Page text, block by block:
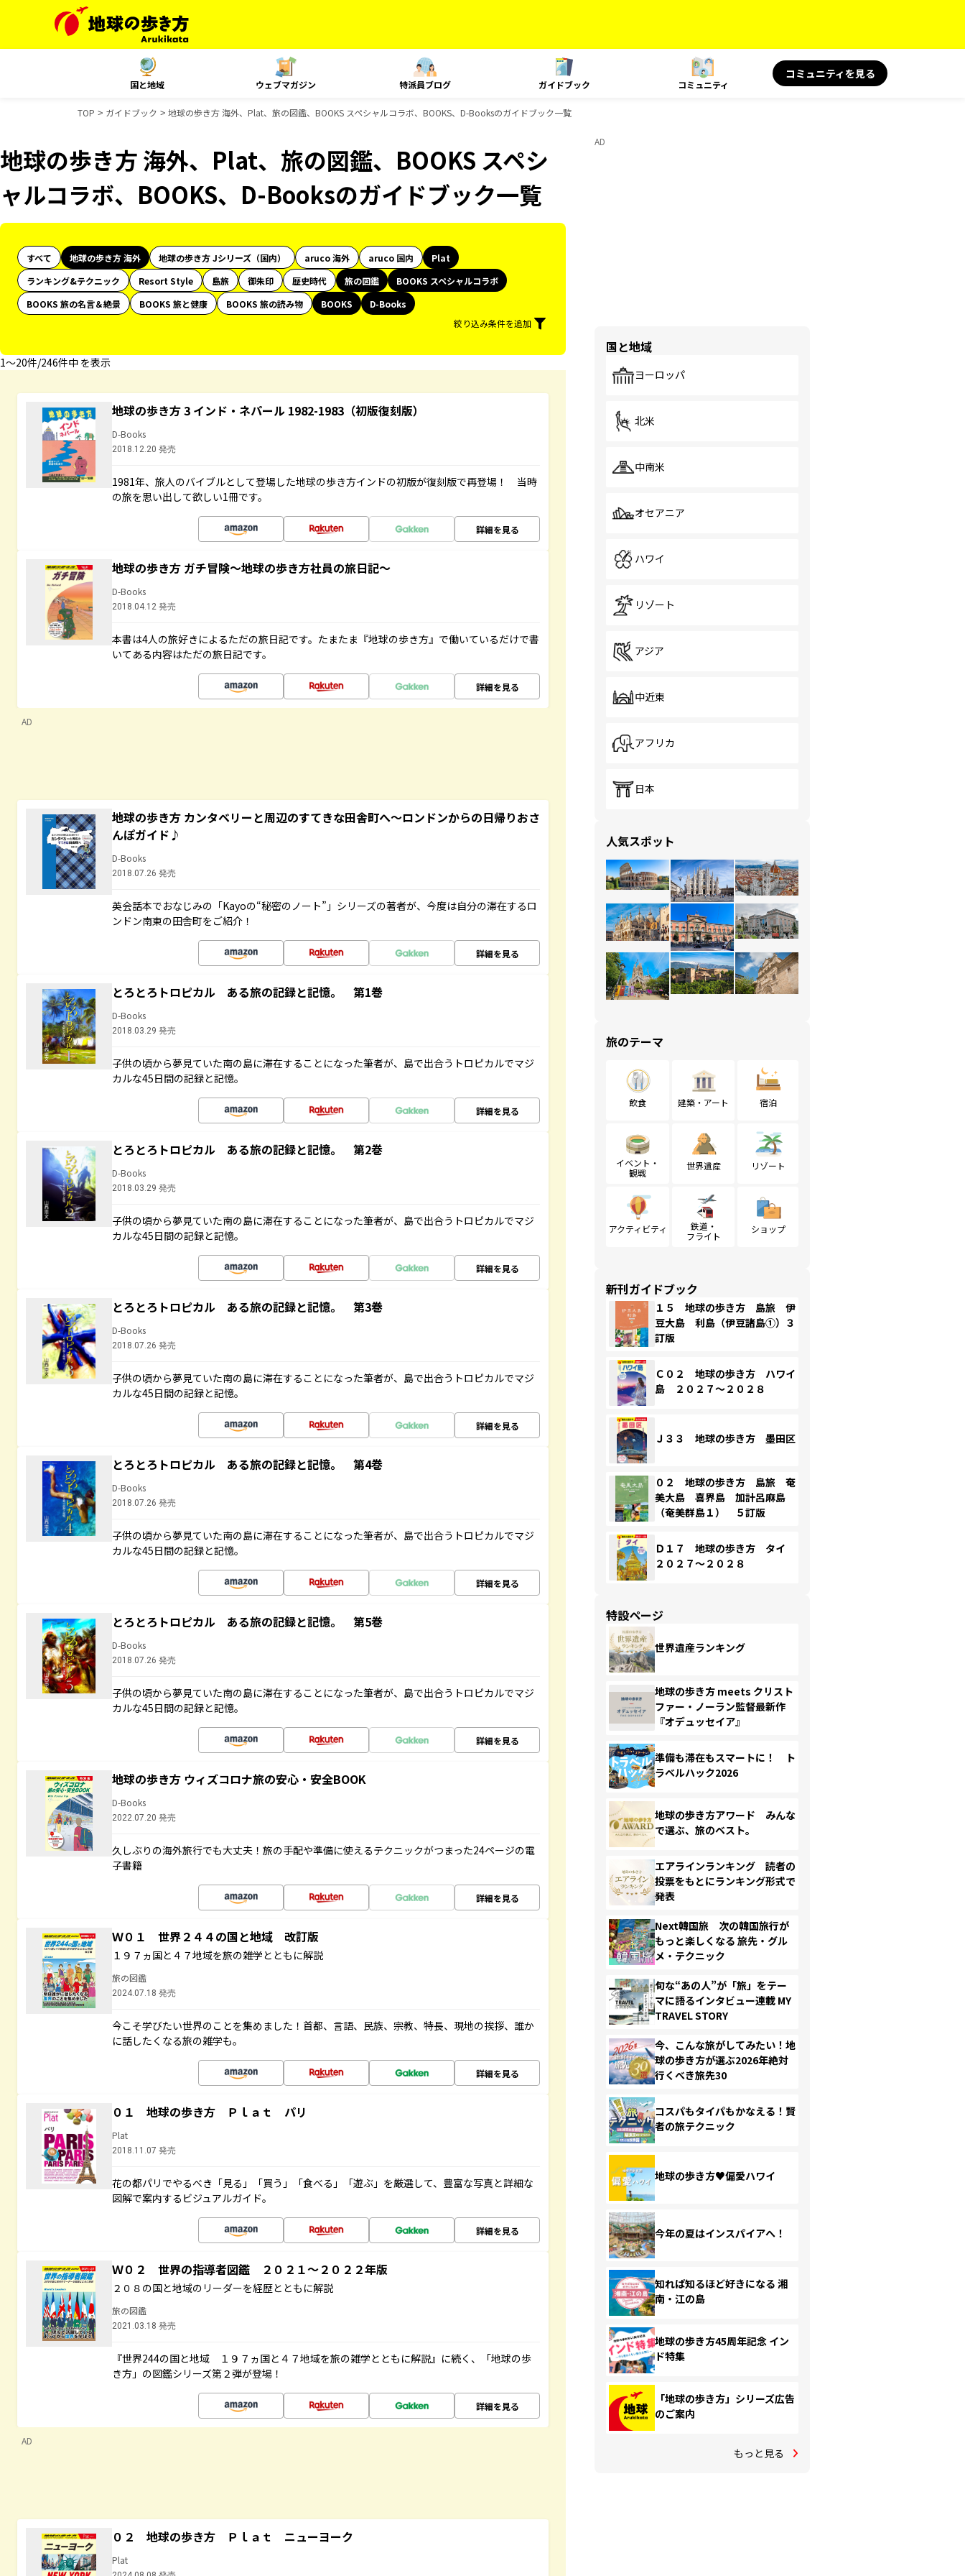
国と地域 ウェブマガジン 特派員ブログ ガイドブック コミュニティ
コミュニティを見る
TOP ガイドブック 地球の歩き方 海外、Plat、旅の図鑑、BOOKS スペシャルコラボ、BOOKS、D-Booksのガイドブック一覧
地球の歩き方 海外、Plat、旅の図鑑、BOOKS スペシ
ャルコラボ、BOOKS、D-Booksのガイドブック一覧
すべて 地球の歩き方 海外 地球の歩き方 Jシリーズ（国内） aruco 海外 aruco 国内
Plat
ランキング&テクニック
Resort Style 島旅 御朱印 歴史時代 旅の図鑑
BOOKS スペシャルコラボ
BOOKS 旅の名言＆絶景
BOOKS 旅と健康 BOOKS 旅の読み物 BOOKS
D-Books
絞り込み条件を追加
1〜20件/246件中 を表示
地球の歩き方 3 インド・ネパール 1982-1983（初版復刻版）
D-Books
2018.12.20 発売
1981年、旅人のバイブルとして登場した地球の歩き方インドの初版が復刻版で再登場！ 当時
の旅を思い出して欲しい1冊です。
詳細を見る
地球の歩き方 ガチ冒険～地球の歩き方社員の旅日記～
D-Books
2018.04.12 発売
本書は4人の旅好きによるただの旅日記です。たまたま『地球の歩き方』で働いているだけで書
いてある内容はただの旅日記です。
詳細を見る
AD
地球の歩き方 カンタベリーと周辺のすてきな田舎町へ～ロンドンからの日帰りおさ
んぽガイド♪
D-Books
2018.07.26 発売
英会話本でおなじみの「Kayoの“秘密のノート”」シリーズの著者が、今度は自分の滞在するロ
ンドン南東の田舎町をご紹介！
詳細を見る
とろとろトロピカル ある旅の記録と記憶。 第1巻
D-Books
2018.03.29 発売
子供の頃から夢見ていた南の島に滞在することになった筆者が、島で出合うトロピカルでマジ
カルな45日間の記録と記憶。
詳細を見る
とろとろトロピカル ある旅の記録と記憶。 第2巻
D-Books
2018.03.29 発売
子供の頃から夢見ていた南の島に滞在することになった筆者が、島で出合うトロピカルでマジ
カルな45日間の記録と記憶。
詳細を見る
とろとろトロピカル ある旅の記録と記憶。 第3巻
D-Books
2018.07.26 発売
子供の頃から夢見ていた南の島に滞在することになった筆者が、島で出合うトロピカルでマジ
カルな45日間の記録と記憶。
詳細を見る
とろとろトロピカル ある旅の記録と記憶。 第4巻
D-Books
2018.07.26 発売
子供の頃から夢見ていた南の島に滞在することになった筆者が、島で出合うトロピカルでマジ
カルな45日間の記録と記憶。
詳細を見る
とろとろトロピカル ある旅の記録と記憶。 第5巻
D-Books
2018.07.26 発売
子供の頃から夢見ていた南の島に滞在することになった筆者が、島で出合うトロピカルでマジ
カルな45日間の記録と記憶。
詳細を見る
地球の歩き方 ウィズコロナ旅の安心・安全BOOK
D-Books
2022.07.20 発売
久しぶりの海外旅行でも大丈夫！旅の手配や準備に使えるテクニックがつまった24ページの電
子書籍
詳細を見る
Ｗ０１ 世界２４４の国と地域 改訂版
１９７ヵ国と４７地域を旅の雑学とともに解説
旅の図鑑
2024.07.18 発売
今こそ学びたい世界のことを集めました！首都、言語、民族、宗教、特長、現地の挨拶、誰か
に話したくなる旅の雑学も。
詳細を見る
０１ 地球の歩き方 Ｐｌａｔ パリ
Plat
2018.11.07 発売
花の都パリでやるべき「見る」「買う」「食べる」「遊ぶ」を厳選して、豊富な写真と詳細な
図解で案内するビジュアルガイド。
詳細を見る
Ｗ０２ 世界の指導者図鑑 ２０２１～２０２２年版
２０８の国と地域のリーダーを経歴とともに解説
旅の図鑑
2021.03.18 発売
『世界244の国と地域 １９７ヵ国と４７地域を旅の雑学とともに解説』に続く、「地球の歩
き方」の図鑑シリーズ第２弾が登場！
詳細を見る
AD
０２ 地球の歩き方 Ｐｌａｔ ニューヨーク
Plat
AD
国と地域
ヨーロッパ
北米
中南米
オセアニア
ハワイ
リゾート
アジア
中近東
アフリカ
日本
人気スポット
旅のテーマ
飲食 建築・アート 宿泊
イベント・
観戦
世界遺産 リゾート
アクティビティ
鉄道・
フライト
ショップ
新刊ガイドブック
１５ 地球の歩き方 島旅 伊
豆大島 利島（伊豆諸島①）３
訂版
Ｃ０２ 地球の歩き方 ハワイ
島 ２０２７～２０２８
Ｊ３３ 地球の歩き方 墨田区
０２ 地球の歩き方 島旅 奄
美大島 喜界島 加計呂麻島
（奄美群島１） ５訂版
Ｄ１７ 地球の歩き方 タイ
２０２７～２０２８
特設ページ
世界遺産ランキング
地球の歩き方 meets クリスト
ファー・ノーラン監督最新作
『オデュッセイア』
準備も滞在もスマートに！ ト
ラベルハック2026
地球の歩き方アワード みんな
で選ぶ、旅のベスト。
エアラインランキング 読者の
投票をもとにランキング形式で
発表
Next韓国旅 次の韓国旅行が
もっと楽しくなる 旅先・グル
メ・テクニック
旬な“あの人”が「旅」をテー
マに語るインタビュー連載 MY
TRAVEL STORY
今、こんな旅がしてみたい！地
球の歩き方が選ぶ2026年絶対
行くべき旅先30
コスパもタイパもかなえる！賢
者の旅テクニック
地球の歩き方♥偏愛ハワイ
今年の夏はインスパイアへ！
知れば知るほど好きになる 湘
南・江の島
地球の歩き方45周年記念 イン
ド特集
「地球の歩き方」シリーズ広告
のご案内
もっと見る